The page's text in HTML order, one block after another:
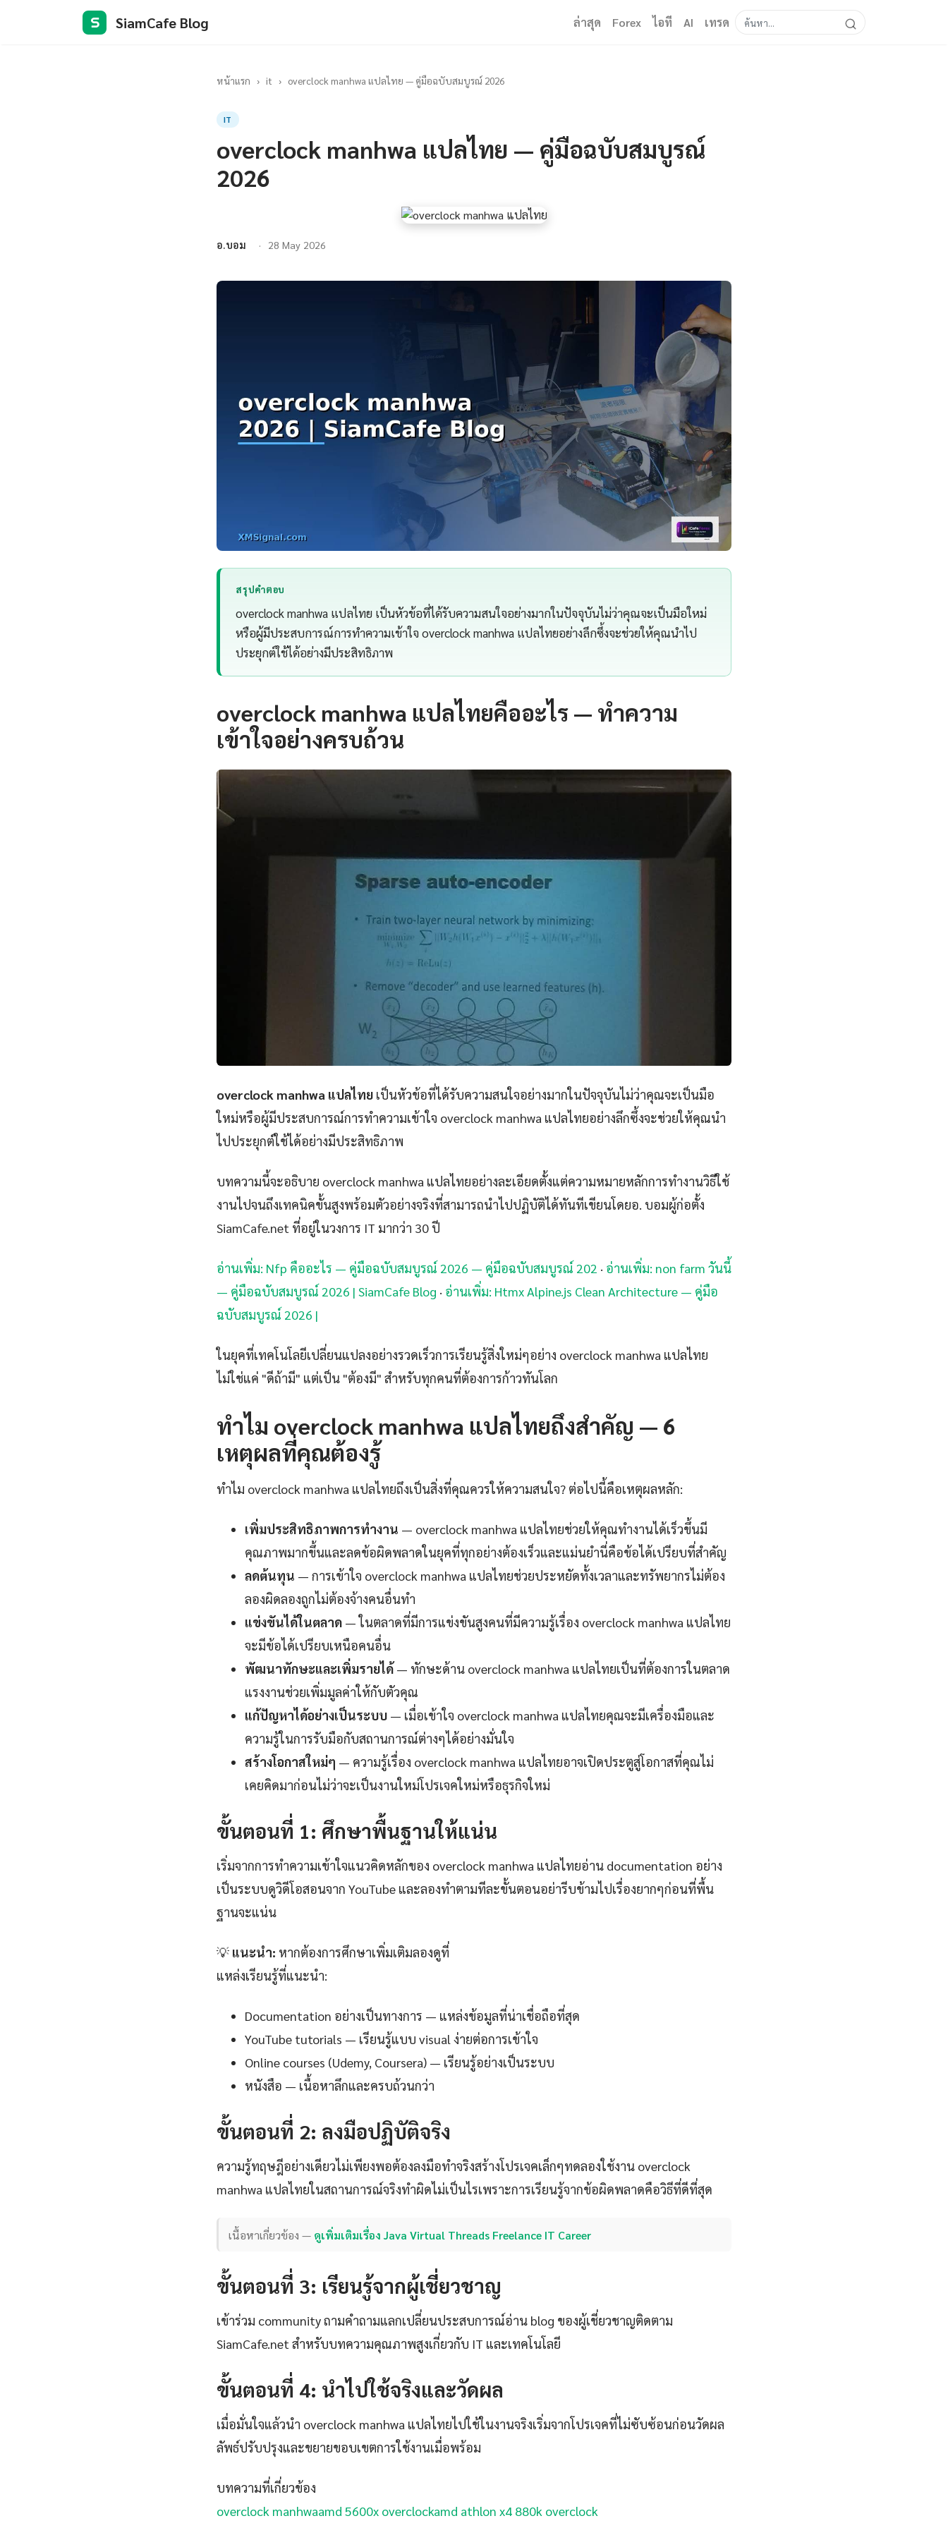
S SiamCafe Blog ล่าสุด Forex ไอที AI เทรด
หน้าแรก › it › overclock manhwa แปลไทย — คู่มือฉบับสมบูรณ์ 2026
IT
overclock manhwa แปลไทย — คู่มือฉบับสมบูรณ์
2026
อ.บอม 28 May 2026
สรุปคำตอบ
overclock manhwa แปลไทย เป็นหัวข้อที่ได้รับความสนใจอย่างมากในปัจจุบันไม่ว่าคุณจะเป็นมือใหม่
หรือผู้มีประสบการณ์การทำความเข้าใจ overclock manhwa แปลไทยอย่างลึกซึ้งจะช่วยให้คุณนำไป
ประยุกต์ใช้ได้อย่างมีประสิทธิภาพ
overclock manhwa แปลไทยคืออะไร — ทำความ
เข้าใจอย่างครบถ้วน
overclock manhwa แปลไทย เป็นหัวข้อที่ได้รับความสนใจอย่างมากในปัจจุบันไม่ว่าคุณจะเป็นมือ
ใหม่หรือผู้มีประสบการณ์การทำความเข้าใจ overclock manhwa แปลไทยอย่างลึกซึ้งจะช่วยให้คุณนำ
ไปประยุกต์ใช้ได้อย่างมีประสิทธิภาพ
บทความนี้จะอธิบาย overclock manhwa แปลไทยอย่างละเอียดตั้งแต่ความหมายหลักการทำงานวิธีใช้
งานไปจนถึงเทคนิคขั้นสูงพร้อมตัวอย่างจริงที่สามารถนำไปปฏิบัติได้ทันทีเขียนโดยอ. บอมผู้ก่อตั้ง
SiamCafe.net ที่อยู่ในวงการ IT มากว่า 30 ปี
อ่านเพิ่ม: Nfp คืออะไร — คู่มือฉบับสมบูรณ์ 2026 — คู่มือฉบับสมบูรณ์ 202 · อ่านเพิ่ม: non farm วันนี้
— คู่มือฉบับสมบูรณ์ 2026 | SiamCafe Blog · อ่านเพิ่ม: Htmx Alpine.js Clean Architecture — คู่มือ
ฉบับสมบูรณ์ 2026 |
ในยุคที่เทคโนโลยีเปลี่ยนแปลงอย่างรวดเร็วการเรียนรู้สิ่งใหม่ๆอย่าง overclock manhwa แปลไทย
ไม่ใช่แค่ "ดีถ้ามี" แต่เป็น "ต้องมี" สำหรับทุกคนที่ต้องการก้าวทันโลก
ทำไม overclock manhwa แปลไทยถึงสำคัญ — 6
เหตุผลที่คุณต้องรู้
ทำไม overclock manhwa แปลไทยถึงเป็นสิ่งที่คุณควรให้ความสนใจ? ต่อไปนี้คือเหตุผลหลัก:
เพิ่มประสิทธิภาพการทำงาน — overclock manhwa แปลไทยช่วยให้คุณทำงานได้เร็วขึ้นมี
คุณภาพมากขึ้นและลดข้อผิดพลาดในยุคที่ทุกอย่างต้องเร็วและแม่นยำนี่คือข้อได้เปรียบที่สำคัญ
ลดต้นทุน — การเข้าใจ overclock manhwa แปลไทยช่วยประหยัดทั้งเวลาและทรัพยากรไม่ต้อง
ลองผิดลองถูกไม่ต้องจ้างคนอื่นทำ
แข่งขันได้ในตลาด — ในตลาดที่มีการแข่งขันสูงคนที่มีความรู้เรื่อง overclock manhwa แปลไทย
จะมีข้อได้เปรียบเหนือคนอื่น
พัฒนาทักษะและเพิ่มรายได้— ทักษะด้าน overclock manhwa แปลไทยเป็นที่ต้องการในตลาด
แรงงานช่วยเพิ่มมูลค่าให้กับตัวคุณ
แก้ปัญหาได้อย่างเป็นระบบ — เมื่อเข้าใจ overclock manhwa แปลไทยคุณจะมีเครื่องมือและ
ความรู้ในการรับมือกับสถานการณ์ต่างๆได้อย่างมั่นใจ
สร้างโอกาสใหม่ๆ — ความรู้เรื่อง overclock manhwa แปลไทยอาจเปิดประตูสู่โอกาสที่คุณไม่
เคยคิดมาก่อนไม่ว่าจะเป็นงานใหม่โปรเจคใหม่หรือธุรกิจใหม่
ขั้นตอนที่ 1: ศึกษาพื้นฐานให้แน่น
เริ่มจากการทำความเข้าใจแนวคิดหลักของ overclock manhwa แปลไทยอ่าน documentation อย่าง
เป็นระบบดูวิดีโอสอนจาก YouTube และลองทำตามทีละขั้นตอนอย่ารีบข้ามไปเรื่องยากๆก่อนที่พื้น
ฐานจะแน่น
💡 แนะนำ: หากต้องการศึกษาเพิ่มเติมลองดูที่
แหล่งเรียนรู้ที่แนะนำ:
Documentation อย่างเป็นทางการ — แหล่งข้อมูลที่น่าเชื่อถือที่สุด
YouTube tutorials — เรียนรู้แบบ visual ง่ายต่อการเข้าใจ
Online courses (Udemy, Coursera) — เรียนรู้อย่างเป็นระบบ
หนังสือ — เนื้อหาลึกและครบถ้วนกว่า
ขั้นตอนที่ 2: ลงมือปฏิบัติจริง
ความรู้ทฤษฎีอย่างเดียวไม่เพียงพอต้องลงมือทำจริงสร้างโปรเจคเล็กๆทดลองใช้งาน overclock
manhwa แปลไทยในสถานการณ์จริงทำผิดไม่เป็นไรเพราะการเรียนรู้จากข้อผิดพลาดคือวิธีที่ดีที่สุด
เนื้อหาเกี่ยวข้อง — ดูเพิ่มเติมเรื่อง Java Virtual Threads Freelance IT Career
ขั้นตอนที่ 3: เรียนรู้จากผู้เชี่ยวชาญ
เข้าร่วม community ถามคำถามแลกเปลี่ยนประสบการณ์อ่าน blog ของผู้เชี่ยวชาญติดตาม
SiamCafe.net สำหรับบทความคุณภาพสูงเกี่ยวกับ IT และเทคโนโลยี
ขั้นตอนที่ 4: นำไปใช้จริงและวัดผล
เมื่อมั่นใจแล้วนำ overclock manhwa แปลไทยไปใช้ในงานจริงเริ่มจากโปรเจคที่ไม่ซับซ้อนก่อนวัดผล
ลัพธ์ปรับปรุงและขยายขอบเขตการใช้งานเมื่อพร้อม
บทความที่เกี่ยวข้อง
overclock manhwaamd 5600x overclockamd athlon x4 880k overclock